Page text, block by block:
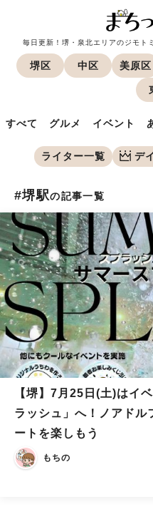
毎日更新！堺・泉北エリアのジモト
堺区 中区 美原区
すべて グルメ イベント
ライター一覧 デ
#堺駅の記事一覧
【堺】7月25日(土)はイ
ラッシュ」へ！ノアドル
ートを楽しもう
もちの